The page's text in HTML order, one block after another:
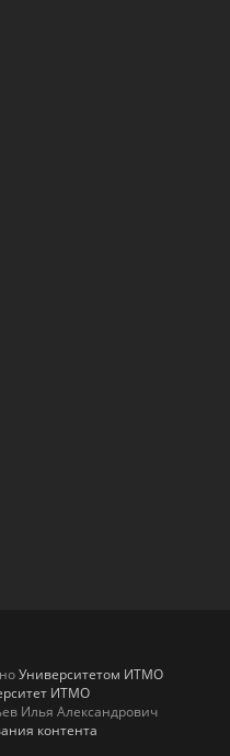
Университетом ИТМО
ИТМО
Илья Александрович
контента